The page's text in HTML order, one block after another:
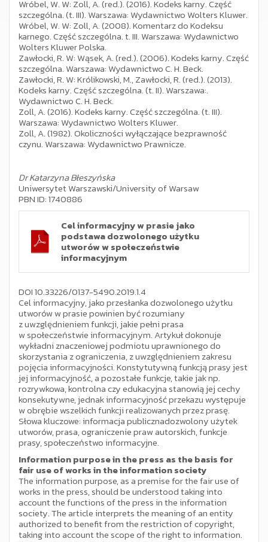
Wróbel, W. W: Zoll, A. (red.). (2016). Kodeks karny. Część
szczególna. (t. III). Warszawa: Wydawnictwo Wolters Kluwer.
Wróbel, W. W: Zoll, A. (2008). Komentarz do Kodeksu
karnego. Część szczególna. t. III. Warszawa: Wydawnictwo
Wolters Kluwer Polska.
Zawłocki, R. W: Wąsek, A. (red.). (2006). Kodeks karny. Część
szczególna. Warszawa: Wydawnictwo C. H. Beck.
Zawłocki, R. W: Królikowski, M., Zawłocki, R. (red.). (2013).
Kodeks karny. Część szczególna. (t. II). Warszawa:.
Wydawnictwo C. H. Beck.
Zoll, A. (2016). Kodeks karny. Część szczególna. (t. III).
Warszawa: Wydawnictwo Wolters Kluwer.
Zoll, A. (1982). Okoliczności wyłączające bezprawność
czynu. Warszawa: Wydawnictwo Prawnicze.
Dr Katarzyna Błeszyńska
Uniwersytet Warszawski/University of Warsaw
PBN ID: 1740886
Cel informacyjny w prasie jako
podstawa dozwolonego użytku
utworów w społeczeństwie
informacyjnym
DOI 10.33226/0137-5490.2019.1.4
Cel informacyjny, jako przesłanka dozwolonego użytku
utworów w prasie powinien być rozumiany
z uwzględnieniem funkcji, jakie pełni prasa
w społeczeństwie informacyjnym. Artykuł dokonuje
wykładni znaczeniowej podmiotu uprawnionego do
skorzystania z ograniczenia, z uwzględnieniem zakresu
pojęcia informacyjności. Konstytutywną funkcją prasy jest
jej informacyjność, a pozostałe funkcje, takie jak np.
rozrywkowa, kontrolna czy edukacyjna stanowią jej cechy
konsekutywne, jednak informacyjność przekazu występuje
w obrębie wszelkich funkcji realizowanych przez prasę.
Słowa kluczowe: informacja publicznadozwolony użytek
utworów, prasa, ograniczenie praw autorskich, funkcje
prasy, społeczeństwo informacyjne.
Information purpose in the press as the basis for
fair use of works in the information society
The information purpose, as a premise for the fair use of
works in the press, should be understood taking into
account the functions of the press in the information
society. The article interprets the meaning of an entity
authorized to benefit from the restriction of copyright,
taking into account the scope of the right to information.